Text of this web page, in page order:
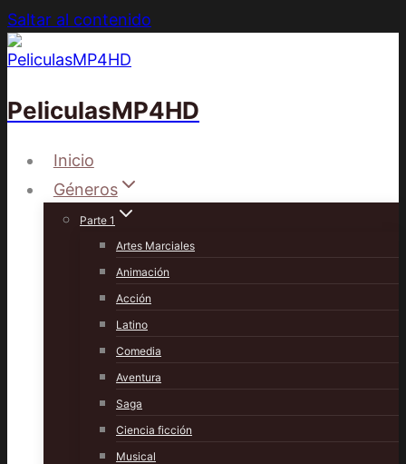
Saltar al contenido
PeliculasMP4HD
Inicio
Géneros
Parte 1
Artes Marciales
Animación
Acción
Latino
Comedia
Aventura
Saga
Ciencia ficción
Musical